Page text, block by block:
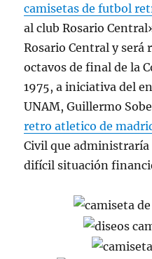
camisetas de futbol
al club Rosario
Rosario Central y será
octavos de final de la
1975, a iniciativa del
UNAM, Guillermo
retro atletico de
Civil que
difícil situación